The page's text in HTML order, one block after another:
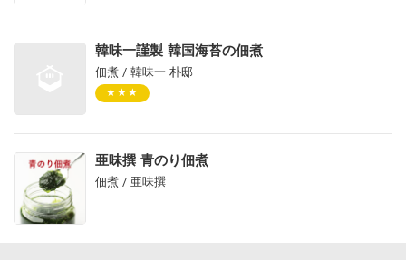
韓味一謹製 韓国海苔の佃煮
佃煮 / 韓味一 朴邸
★★★
亜味撰 青のり佃煮
佃煮 / 亜味撰